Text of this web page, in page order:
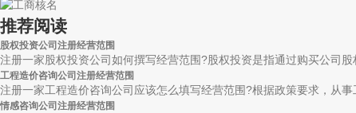
推荐阅读
股权投资公司注册经营范围
注册一家股权投资公司如何撰写经营范围?股权投资是指通过购买公司股
工程造价咨询公司注册经营范围
注册一家工程造价咨询公司应该怎么填写经营范围?根据政策要求，从事
情感咨询公司注册经营范围